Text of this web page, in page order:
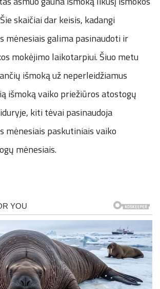
skaičiai dar keisis, kadangi
mėnesiais galima pasinaudoti ir
mokėjimo laikotarpiui. Šiuo metu
išmoką už neperleidžiamus
išmoką vaiko priežiūros atostogų
kiti tėvai pasinaudoja
mėnesiais paskutiniais vaiko
mėnesiais.